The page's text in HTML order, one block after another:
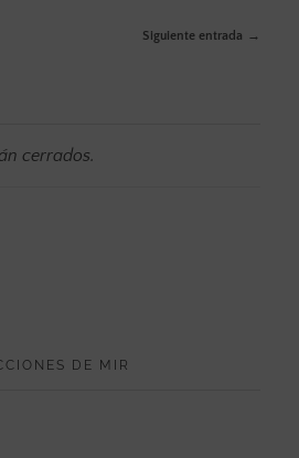
Siguiente entrada
cerrados.
DE MIR